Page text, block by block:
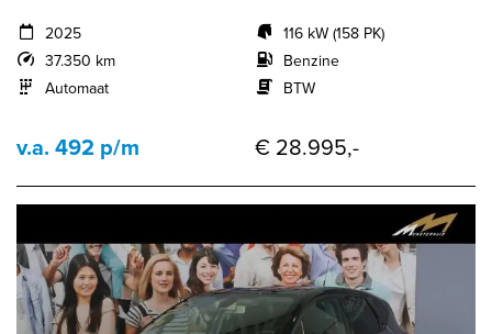
2025
37.350 km
Automaat
116 kW (158 PK)
Benzine
BTW
v.a. 492 p/m € 28.995,-